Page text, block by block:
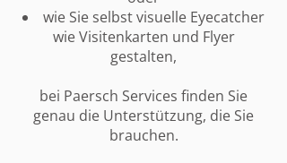
wie Sie selbst visuelle Eyecatcher
wie Visitenkarten und Flyer
gestalten,
bei Paersch Services finden Sie
genau die Unterstützung, die Sie
brauchen.